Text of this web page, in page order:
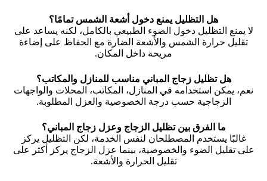
هل التظليل يمنع دخول أشعة الشمس تمامًا؟
لا يمنع التظليل دخول الضوء الطبيعي بالكامل، لكنه يساعد على
تقليل حرارة الشمس والأشعة الضارة مع الحفاظ على إضاءة
مريحة داخل المكان.
هل تظليل زجاج المباني مناسب للمنازل والمكاتب؟
نعم، يمكن استخدامه في المنازل، المكاتب، المحلات والواجهات
الزجاجية حسب درجة الخصوصية والعزل المطلوبة.
ما الفرق بين تظليل الزجاج وعزل زجاج المباني؟
غالبًا يستخدم المصطلحان لنفس الخدمة، لكن التظليل يركز
على تقليل الضوء والخصوصية، بينما عزل الزجاج يركز أكثر على
تقليل الحرارة والأشعة.